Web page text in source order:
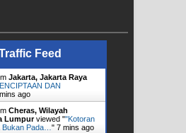
Feed
Jakarta, Jakarta Raya
DAN
ago
Cheras, Wilayah
Lumpurviewed ""Kotoran
Bukan Pada… " 7 mins ago